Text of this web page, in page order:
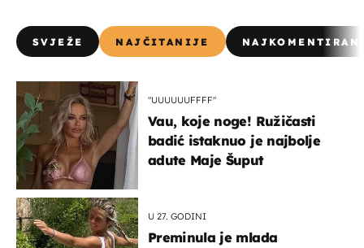
SVJEŽE NAJČITANIJE
"UUUUUUFFFF"
Vau, koje noge! Ružičasti
badić istaknuo je najbolje
adute Maje Šuput
U 27. GODINI
Preminula je mlada